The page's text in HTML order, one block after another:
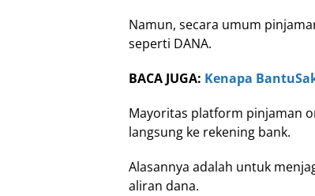
Namun, secara umum
seperti DANA.
BACA JUGA: Kenapa
Mayoritas platform pinjaman
langsung ke rekening bank.
Alasannya adalah untuk
aliran dana.